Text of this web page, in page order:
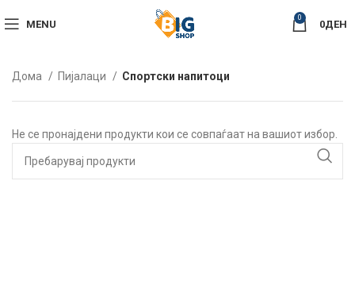
MENU
0
0ДЕН
Дома Пијалаци Спортски напитоци
Не се пронајдени продукти кои се совпаѓаат на вашиот избор.